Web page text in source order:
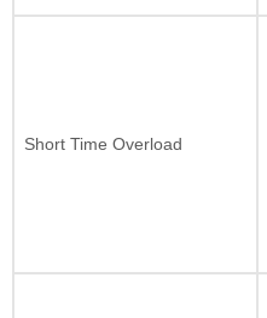
Short Time Overload